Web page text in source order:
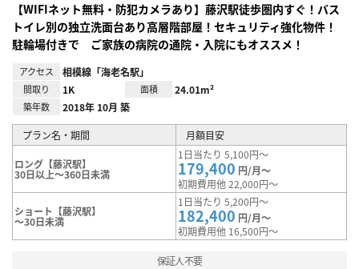
【WIFIネット無料・防犯カメラあり】藤沢駅徒歩圏内すぐ！バス
トイレ別の独立洗面台あり高層階部屋！セキュリティ強化物件！
駐輪場付きで ご家族の病院の通院・入院にもオススメ！
アクセス 相模線「海老名駅」
間取り 1K 面積 24.01m²
築年数 2018年 10月 築
プラン名・期間 月額目安
ロング【藤沢駅】
30日以上～360日未満
1日当たり 5,100円～
179,400 円/月～
初期費用他 22,000円～
ショート【藤沢駅】
～30日未満
1日当たり 5,200円～
182,400 円/月～
初期費用他 16,500円～
保証人不要